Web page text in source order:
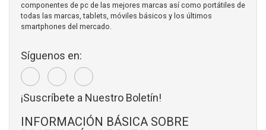
componentes de pc de las mejores marcas así como portátiles de
todas las marcas, tablets, móviles básicos y los últimos
smartphones del mercado.
Síguenos en:
¡Suscríbete a Nuestro Boletín!
INFORMACIÓN BÁSICA SOBRE